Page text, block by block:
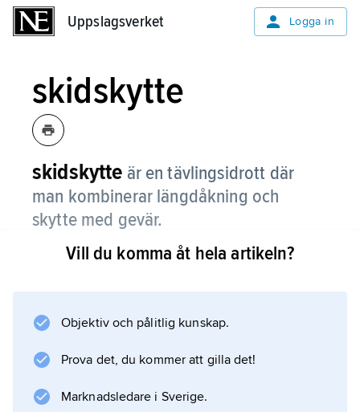
Uppslagsverket Logga in
skidskytte
skidskytte är en tävlingsidrott där
man kombinerar längdåkning och
skytte med gevär.
De tävlande åker en sträcka på skidor med
med fem skott. Det gäller att både åka fort
både män och kvinnor.
Vill du komma åt hela artikeln?
Objektiv och pålitlig kunskap.
Prova det, du kommer att gilla det!
Marknadsledare i Sverige.